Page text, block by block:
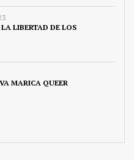
LIBERTAD DE LOS
MARICA QUEER